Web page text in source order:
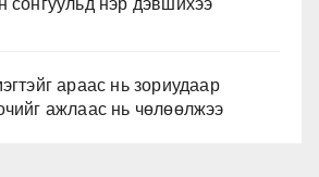
сонгуульд нэр дэвшихээ
араас нь зориудаар
ажлаас нь чөлөөлжээ